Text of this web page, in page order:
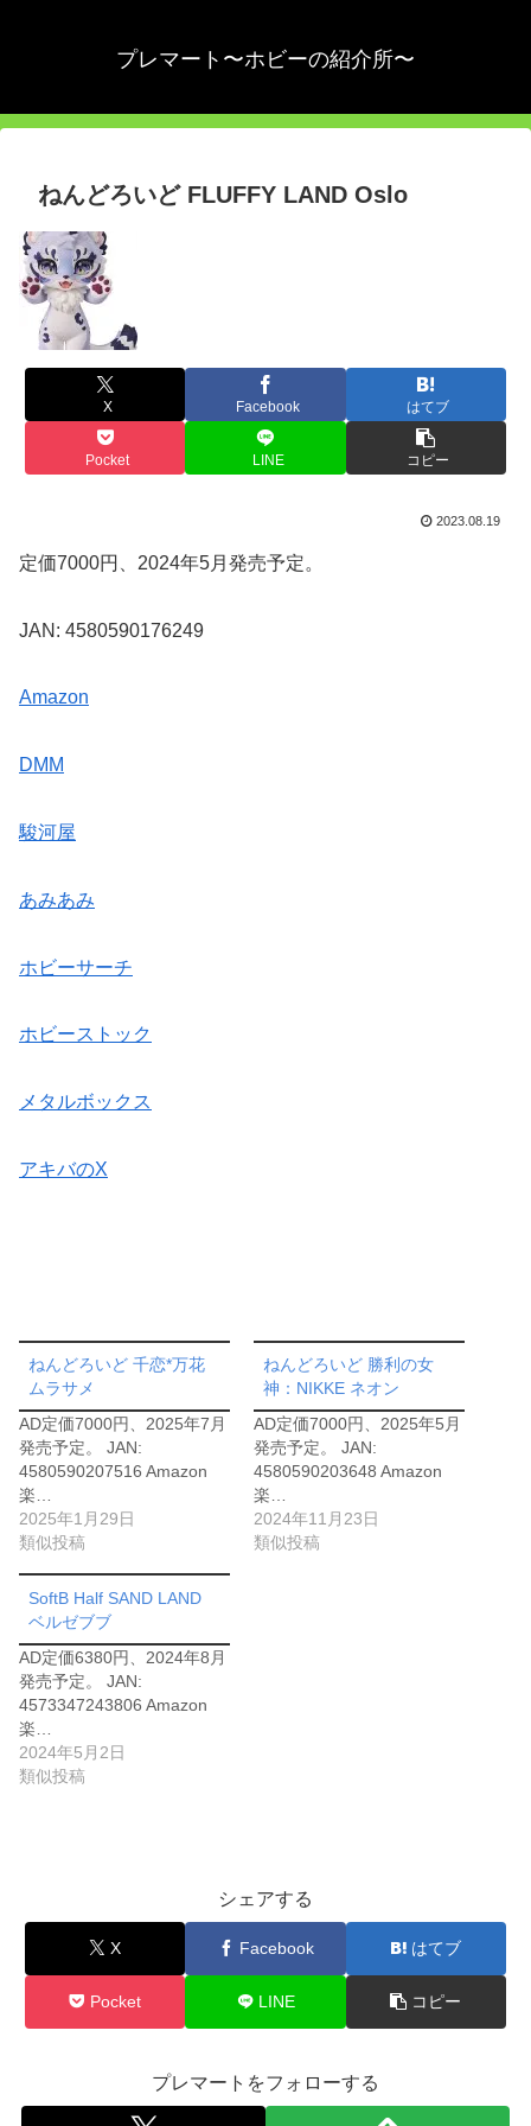
プレマート〜ホビーの紹介所〜
ねんどろいど FLUFFY LAND Oslo
X Facebook はてブ
Pocket LINE コピー
2023.08.19
定価7000円、2024年5月発売予定。
JAN: 4580590176249
Amazon
DMM
駿河屋
あみあみ
ホビーサーチ
ホビーストック
メタルボックス
アキバのX
ねんどろいど 千恋*万花
ムラサメ
AD定価7000円、2025年7月
発売予定。 JAN:
4580590207516 Amazon
楽…
2025年1月29日
類似投稿
ねんどろいど 勝利の女
神：NIKKE ネオン
AD定価7000円、2025年5月
発売予定。 JAN:
4580590203648 Amazon
楽…
2024年11月23日
類似投稿
SoftB Half SAND LAND
ベルゼブブ
AD定価6380円、2024年8月
発売予定。 JAN:
4573347243806 Amazon
楽…
2024年5月2日
類似投稿
シェアする
X Facebook はてブ
Pocket LINE コピー
プレマートをフォローする